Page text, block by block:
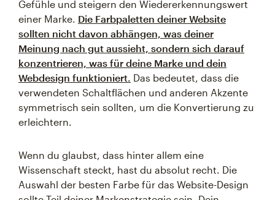
Gefühle und steigern den Wiedererkennungswert
einer Marke. Die Farbpaletten deiner Website
sollten nicht davon abhängen, was deiner
Meinung nach gut aussieht, sondern sich darauf
konzentrieren, was für deine Marke und dein
Webdesign funktioniert. Das bedeutet, dass die
verwendeten Schaltflächen und anderen Akzente
symmetrisch sein sollten, um die Konvertierung zu
erleichtern.
Wenn du glaubst, dass hinter allem eine
Wissenschaft steckt, hast du absolut recht. Die
Auswahl der besten Farbe für das Website-Design